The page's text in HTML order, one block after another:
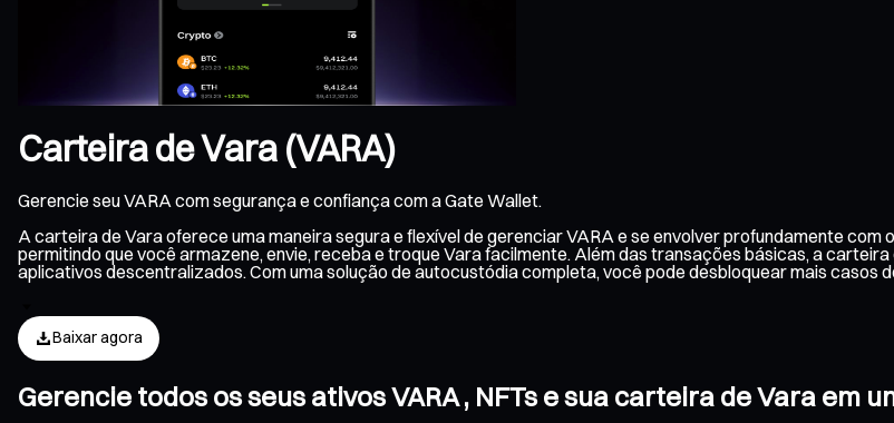
Carteira de Vara (VARA)
Gerencie seu VARA com segurança e confiança com a Gate Wallet.
A carteira de Vara oferece uma maneira segura e flexível de gerenciar VARA e se envolver profundamente
permitindo que você armazene, envie, receba e troque Vara facilmente. Além das transações básicas, a
aplicativos descentralizados. Com uma solução de autocustódia completa, você pode desbloquear mais casos
Baixar agora
Gerencie todos os seus ativos VARA , NFTs e sua carteira de Vara em